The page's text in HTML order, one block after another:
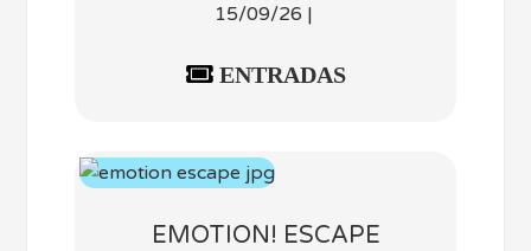
15/09/26 |
ENTRADAS
EMOTION! ESCAPE